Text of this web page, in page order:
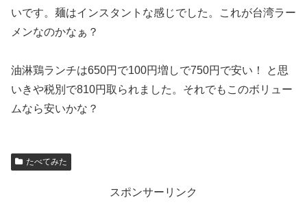
いです。麺はインスタントな感じでした。これが台湾ラー
メンなのかなぁ？
油淋鶏ランチは650円で100円増しで750円で安い！ と思
いきや税別で810円取られました。それでもこのボリュー
ムなら安いかな？
たべてみた
スポンサーリンク